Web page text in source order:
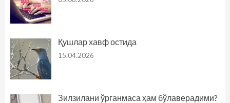
Қушлар хавф остида
15.04.2026
Зилзилани ўрганмаса ҳам бўлаверадими?